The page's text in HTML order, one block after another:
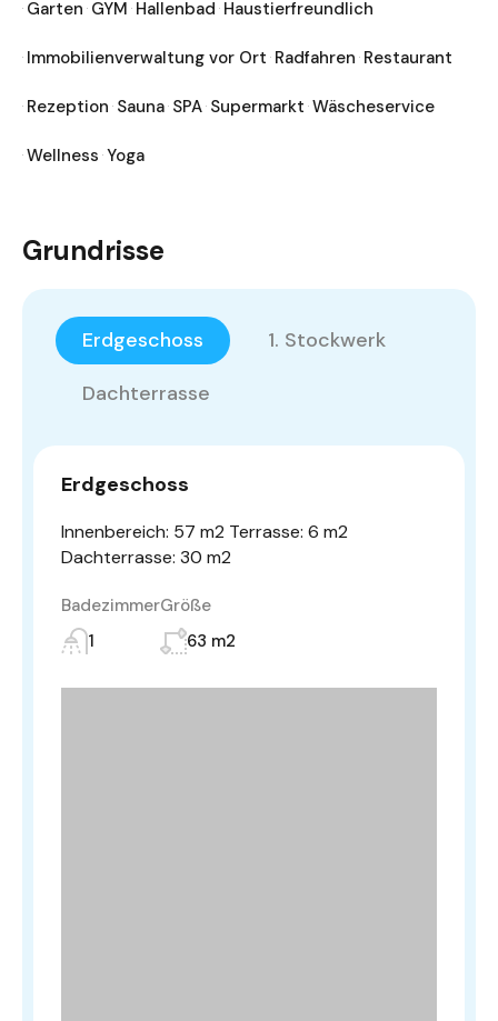
Garten GYM Hallenbad Haustierfreundlich
Immobilienverwaltung vor Ort Radfahren Restaurant
Rezeption Sauna SPA Supermarkt Wäscheservice
Wellness Yoga
Grundrisse
Erdgeschoss
1. Stockwerk
Dachterrasse
Erdgeschoss
Innenbereich: 57 m2 Terrasse: 6 m2
Dachterrasse: 30 m2
Badezimmer
1
Größe
63 m2